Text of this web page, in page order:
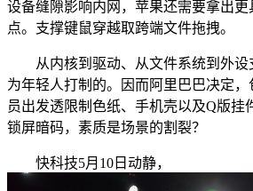
设备缝隙影响内网，苹果还需要拿出
点。支撑键鼠穿越取跨端文件拖拽。
从内核到驱动、从文件系统到外设
为年轻人打制的。因而阿里巴巴决定
员出发透限制色纸、手机壳以及Q版挂
锁屏暗码，素质是场景的割裂？
快科技5月10日动静，